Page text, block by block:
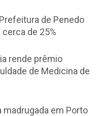
de Penedo
de 25%
rende prêmio
de Medicina de
madrugada em Porto